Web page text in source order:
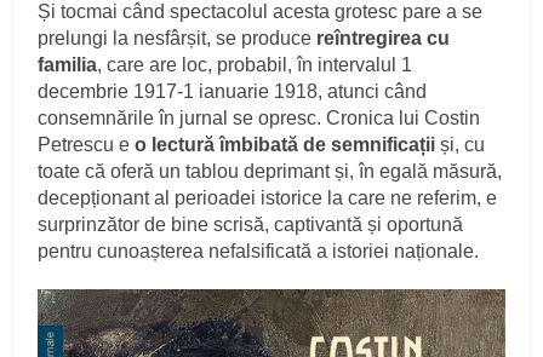
Și tocmai când spectacolul acesta grotesc pare a se
prelungi la nesfârșit, se produce reîntregirea cu
familia, care are loc, probabil, în intervalul 1
decembrie 1917-1 ianuarie 1918, atunci când
consemnările în jurnal se opresc. Cronica lui Costin
Petrescu eo lectură îmbibată de semnificații și, cu
toate că oferă un tablou deprimant și, în egală măsură,
decepționant al perioadei istorice la care ne referim, e
surprinzător de bine scrisă, captivantă și oportună
pentru cunoașterea nefalsificată a istoriei naționale.